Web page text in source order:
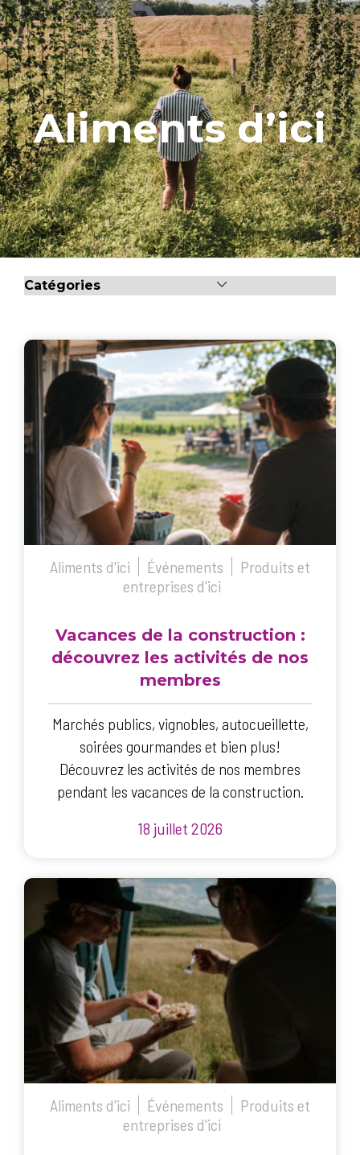
Aliments d’ici
Aliments d'ici Événements
Produits et
entreprises d'ici
Vacances de la construction :
découvrez les activités de nos
membres
Marchés publics, vignobles, autocueillette,
soirées gourmandes et bien plus!
Découvrez les activités de nos membres
pendant les vacances de la construction.
18 juillet 2026
Aliments d'ici Événements
Produits et
entreprises d'ici